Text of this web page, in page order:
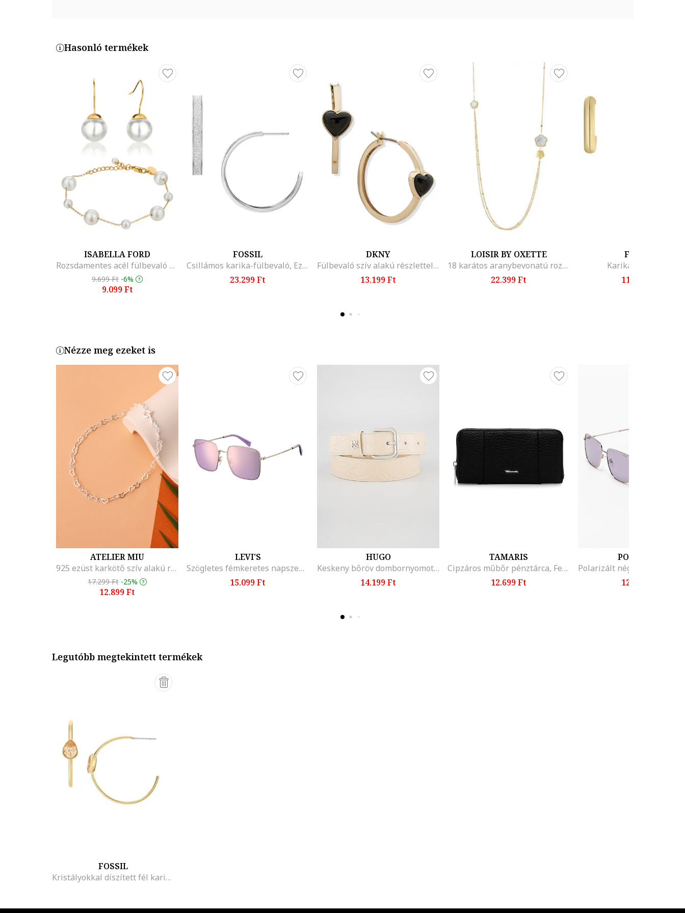
Hasonló termékek
ISABELLA FORD
Rozsdamentes acél fülbevaló és karkötő szett gyöngyökkel díszítve
9.699 Ft -6%
9.099 Ft
FOSSIL
Csillámos karika-fülbevaló, Ezüstszín
23.299 Ft
DKNY
Fülbevaló szív alakú részlettel, Aranyszín
13.199 Ft
LOISIR BY OXETTE
18 karátos aranybevonatú rozsdamentes acél nyaklánc, Aranyszín
22.399 Ft
FOSSIL
Karika-fülbevaló
11.599 Ft
Nézze meg ezeket is
ATELIER MIU
925 ezüst karkötő szív alakú részletekkel, Ezüstszín
17.299 Ft -25%
12.899 Ft
LEVI'S
Szögletes fémkeretes napszemüveg, Aranyszín/Lila
15.099 Ft
HUGO
Keskeny bőröv dombornyomott logóval, Bézs
14.199 Ft
TAMARIS
Cipzáros műbőr pénztárca, Fekete
12.699 Ft
POLAROID
12.999 Ft
Legutóbb megtekintett termékek
FOSSIL
Kristályokkal díszített fél karika-fülbevaló, Aranyszín